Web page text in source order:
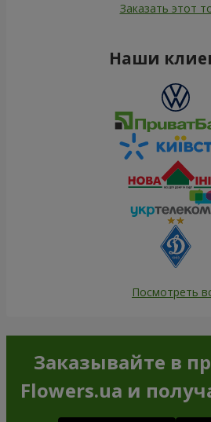
Заказать этот
Наши
Посмотреть
Заказывайте в
Flowers.ua и